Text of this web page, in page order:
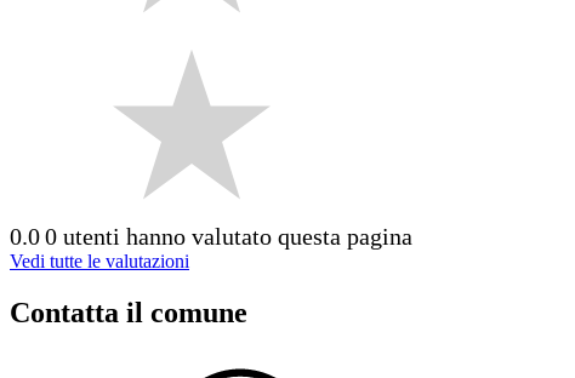
0.00 utenti hanno valutato questa pagina
Vedi tutte le valutazioni
Contatta il comune